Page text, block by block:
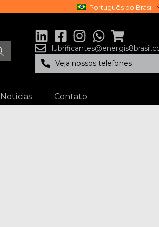
Português do Brasil
Veja nossos telefones
Notícias Contato